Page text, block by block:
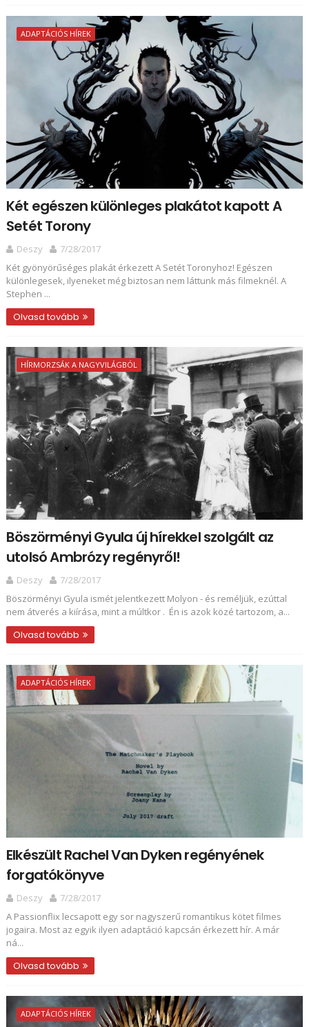
ADAPTÁCIÓS HÍREK
Két egészen különleges plakátot kapott A
Setét Torony
Deszy
7/28/2017
Két gyönyörűséges plakát érkezett A Setét Toronyhoz! Egészen
különlegesek, ilyeneket még biztosan nem láttunk más filmeknél. A
Stephen ...
Olvasd tovább
HÍRMORZSÁK A NAGYVILÁGBÓL
Böszörményi Gyula új hírekkel szolgált az
utolsó Ambrózy regényről!
Deszy
7/28/2017
Böszörményi Gyula ismét jelentkezett Molyon - és reméljük, ezúttal
nem átverés a kiírása, mint a múltkor . Én is azok közé tartozom, a...
Olvasd tovább
ADAPTÁCIÓS HÍREK
Elkészült Rachel Van Dyken regényének
forgatókönyve
Deszy
7/28/2017
A Passionflix lecsapott egy sor nagyszerű romantikus kötet filmes
jogaira. Most az egyik ilyen adaptáció kapcsán érkezett hír. A már
ná...
Olvasd tovább
ADAPTÁCIÓS HÍREK